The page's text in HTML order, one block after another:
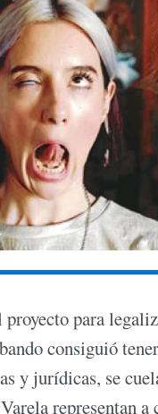
proyecto para
consiguió
y jurídicas, se
representan a